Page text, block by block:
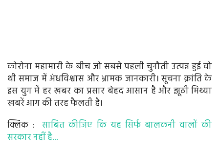
कोरोना महामारी के बीच जो सबसे पहली चुनौती उत्पन्न हुई वो
थी समाज में अंधविश्वास और भ्रामक जानकारी। सूचना क्रांति के
इस युग में हर खबर का प्रसार बेहद आसान है और झूठी मिथ्या
खबरें आग की तरह फैलती है।
क्लिक : साबित कीजिए कि यह सिर्फ बालकनी वालों की
सरकार नहीं है...